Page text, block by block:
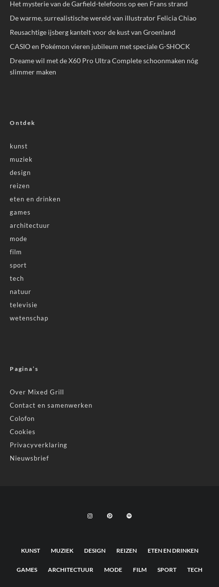
Het mysterie van de Garfield-telefoons op een Frans strand
De warme, surrealistische wereld van illustrator Felicia Chiao
Reusachtige ijsberg kantelt voor de kust van Groenland
CASIO en Pokémon vieren jubileum met speciale G-SHOCK
Dreame wil met de X60 Pro Ultra Complete schoonmaken nóg
slimmer maken
Ontdek
kunst
muziek
design
reizen
eten en drinken
games
architectuur
mode
film
sport
tech
natuur
televisie
wetenschap
Pagina’s
Over Mixed Grill
Contact en samenwerken
Colofon
Cookies
Privacyverklaring
Nieuwsbrief
KUNST MUZIEK DESIGN REIZEN ETEN EN DRINKEN
GAMES ARCHITECTUUR MODE FILM SPORT TECH